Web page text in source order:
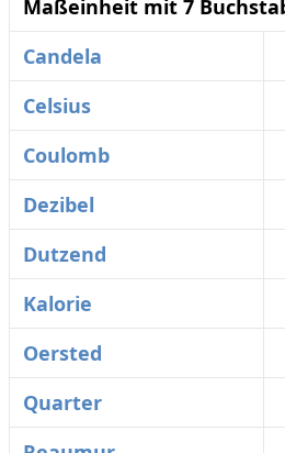
Maßeinheit mit 7
Candela
Celsius
Coulomb
Dezibel
Dutzend
Kalorie
Oersted
Quarter